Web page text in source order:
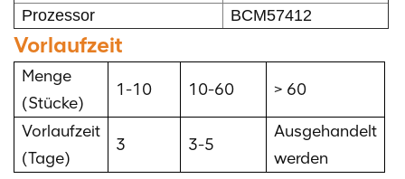
Prozessor
BCM57412
Vorlaufzeit
Menge
(Stücke)
1-10 10-60 > 60
Vorlaufzeit
(Tage)
3 3-5
Ausgehandelt
werden